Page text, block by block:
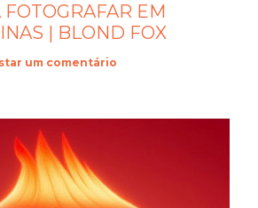
EM
| BLOND FOX
um comentário